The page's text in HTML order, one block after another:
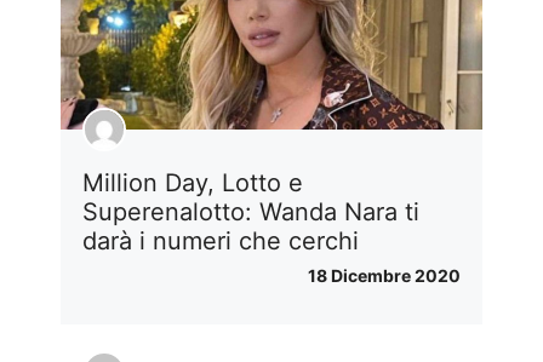
Million Day, Lotto e
Superenalotto: Wanda Nara ti
darà i numeri che cerchi
18 Dicembre 2020